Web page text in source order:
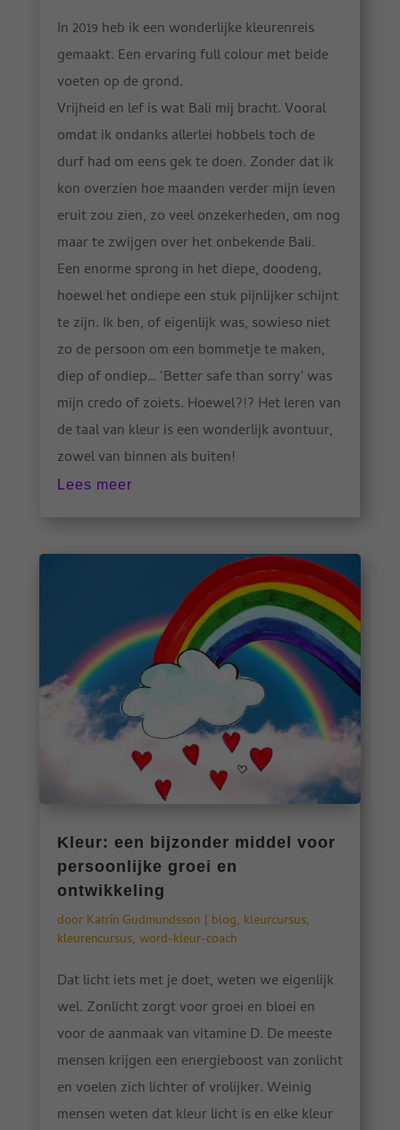
In 2019 heb ik een wonderlijke kleurenreis
gemaakt. Een ervaring full colour met beide
voeten op de grond.
Vrijheid en lef is wat Bali mij bracht. Vooral
omdat ik ondanks allerlei hobbels toch de
durf had om eens gek te doen. Zonder dat ik
kon overzien hoe maanden verder mijn leven
eruit zou zien, zo veel onzekerheden, om nog
maar te zwijgen over het onbekende Bali.
Een enorme sprong in het diepe, doodeng,
hoewel het ondiepe een stuk pijnlijker schijnt
te zijn. Ik ben, of eigenlijk was, sowieso niet
zo de persoon om een bommetje te maken,
diep of ondiep… ‘Better safe than sorry’ was
mijn credo of zoiets. Hoewel?!? Het leren van
de taal van kleur is een wonderlijk avontuur,
zowel van binnen als buiten!
Lees meer
Kleur: een bijzonder middel voor
persoonlijke groei en
ontwikkeling
door Katrín Gudmundsson| blog, kleurcursus,
kleurencursus, word-kleur-coach
Dat licht iets met je doet, weten we eigenlijk
wel. Zonlicht zorgt voor groei en bloei en
voor de aanmaak van vitamine D. De meeste
mensen krijgen een energieboost van zonlicht
en voelen zich lichter of vrolijker. Weinig
mensen weten dat kleur licht is en elke kleur